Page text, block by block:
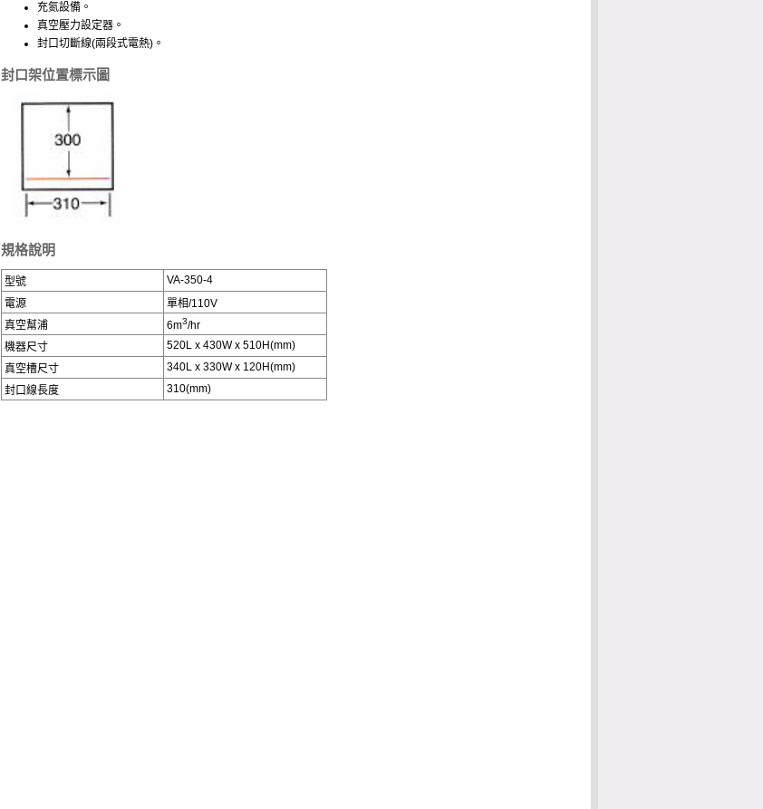
充氮設備。
真空壓力設定器。
封口切斷線(兩段式電熱)。
封口架位置標示圖
規格說明
型號
VA-350-4
電源
單相/110V
真空幫浦
6m3/hr
機器尺寸
520L x 430W x 510H(mm)
真空槽尺寸
340L x 330W x 120H(mm)
封口線長度
310(mm)